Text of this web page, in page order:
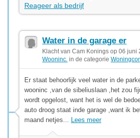
Reageer als bedrijf
Water in de garage er
Klacht van Cam Konings op 06 juni
Wooninc. in de categorie
Er staat behoorlijk veel water in de
wooninc ,van de sibeliuslaan ,het zou
wordt opgelost, want het is wel de
auto droog staat inde garage ,want ik
maand netjes... Lees meer